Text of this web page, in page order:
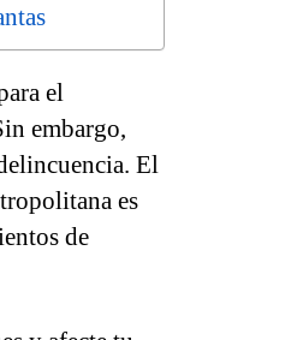
el
embargo,
El
es
de